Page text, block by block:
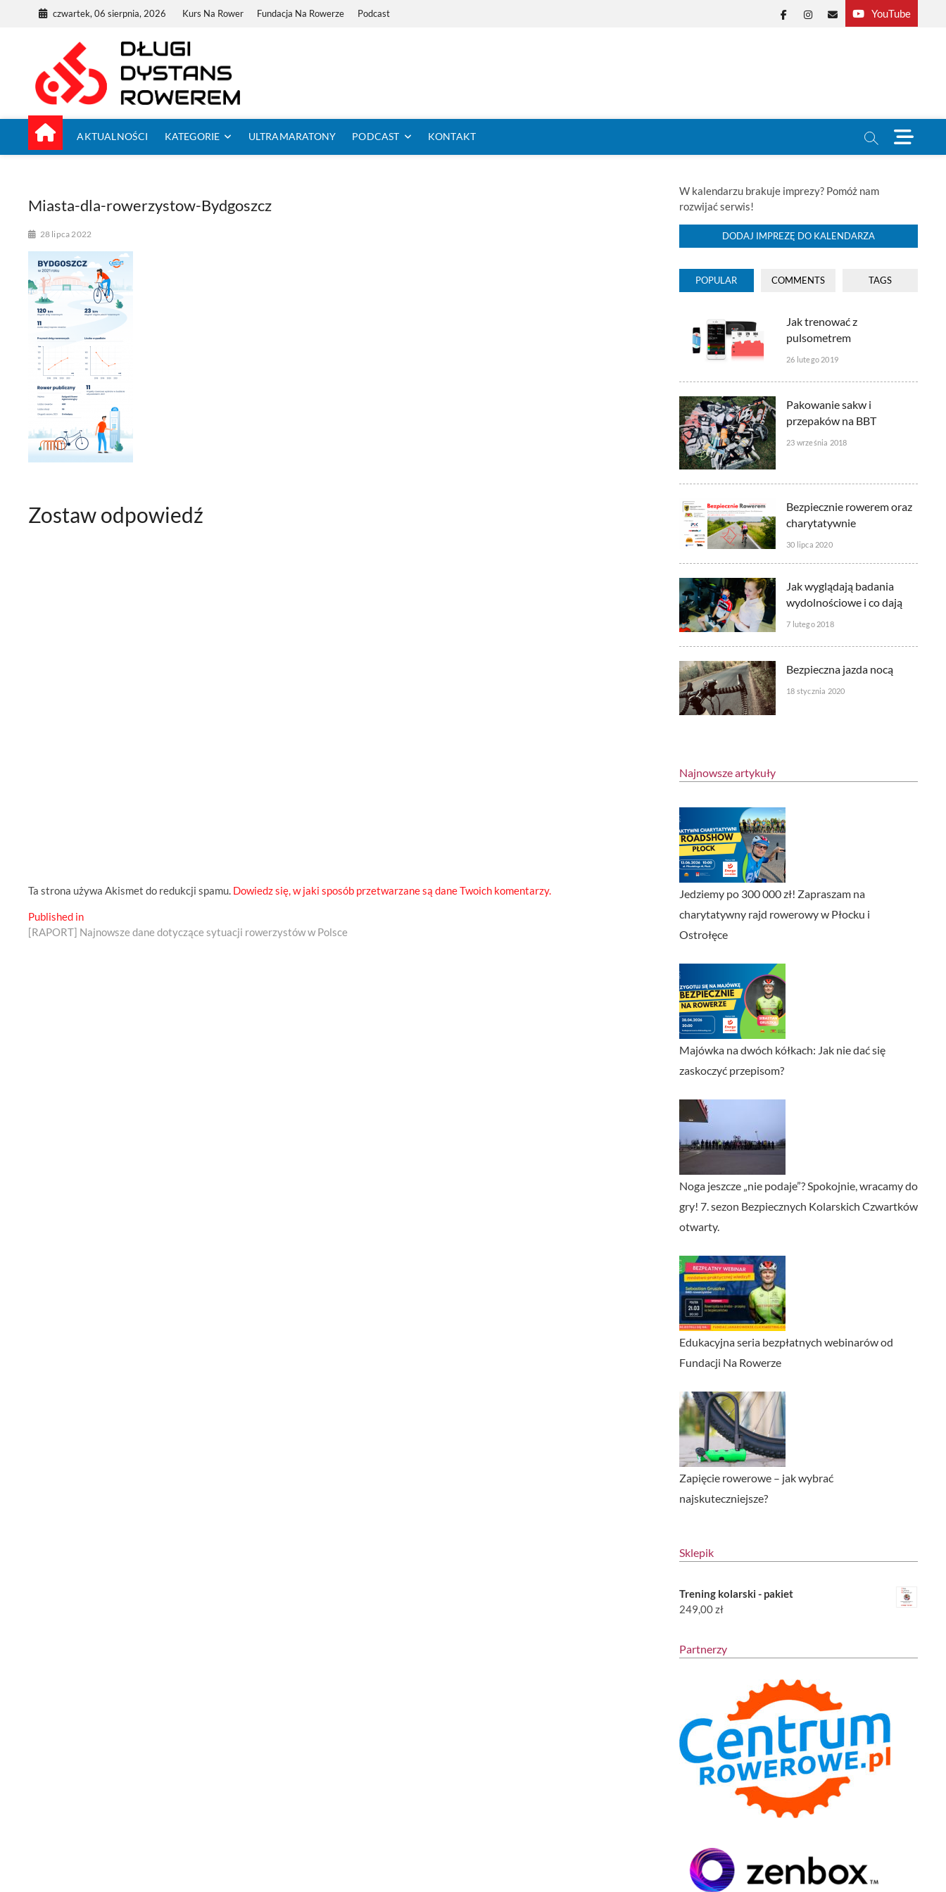
czwartek, 06 sierpnia, 2026 Kurs Na Rower Fundacja Na Rowerze Podcast YouTube
Facebook
Instagram
E-
AKTUALNOŚCI KATEGORIE ULTRAMARATONY PODCAST KONTAKT
M
e
n
o
Miasta-dla-rowerzystow-Bydgoszcz
28 lipca 2022
Zostaw odpowiedź
Ta strona używa Akismet do redukcji spamu. Dowiedz się, w jaki sposób przetwarzane są dane Twoich komentarzy.
Nawigacja
wpisu
Published in
[RAPORT] Najnowsze dane dotyczące sytuacji rowerzystów w Polsce
W kalendarzu brakuje imprezy? Pomóż nam
rozwijać serwis!
DODAJ IMPREZĘ DO KALENDARZA
POPULAR COMMENTS TAGS
Jak trenować z
pulsometrem
26 lutego 2019
Pakowanie sakw i
przepaków na BBT
23 września 2018
Bezpiecznie rowerem oraz
charytatywnie
30 lipca 2020
Jak wyglądają badania
wydolnościowe i co dają
7 lutego 2018
Bezpieczna jazda nocą
18 stycznia 2020
Najnowsze artykuły
Jedziemy po 300 000 zł! Zapraszam na
charytatywny rajd rowerowy w Płocku i
Ostrołęce
Majówka na dwóch kółkach: Jak nie dać się
zaskoczyć przepisom?
Noga jeszcze „nie podaje”? Spokojnie, wracamy do
gry! 7. sezon Bezpiecznych Kolarskich Czwartków
otwarty.
Edukacyjna seria bezpłatnych webinarów od
Fundacji Na Rowerze
Zapięcie rowerowe – jak wybrać
najskuteczniejsze?
Sklepik
Trening kolarski - pakiet
249,00zł
Partnerzy